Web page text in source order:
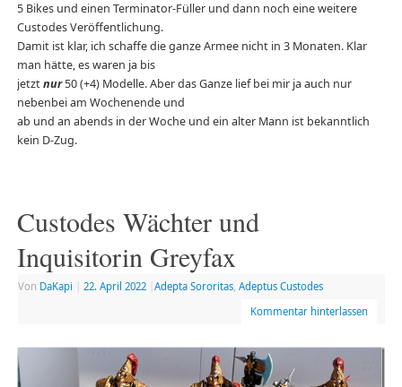
5 Bikes und einen Terminator-Füller und dann noch eine weitere
Custodes Veröffentlichung.
Damit ist klar, ich schaffe die ganze Armee nicht in 3 Monaten. Klar
man hätte, es waren ja bis
jetztnur50 (+4) Modelle. Aber das Ganze lief bei mir ja auch nur
nebenbei am Wochenende und
ab und an abends in der Woche und ein alter Mann ist bekanntlich
kein D-Zug.
Custodes Wächter und
Inquisitorin Greyfax
Von DaKapi 22. April 2022 Adepta Sororitas, Adeptus Custodes
Kommentar hinterlassen